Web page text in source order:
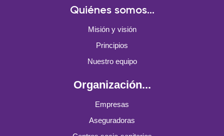
Quiénes somos...
Misión y visión
Principios
Nuestro equipo
Organización...
Empresas
Aseguradoras